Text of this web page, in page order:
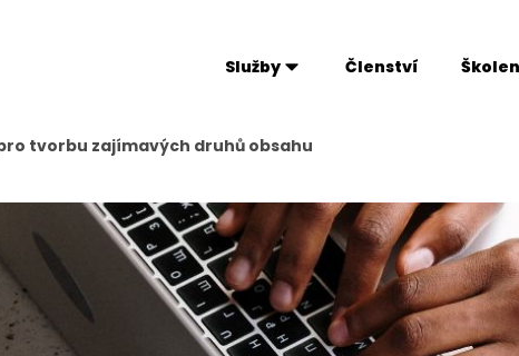
Služby Členství
tvorbu zajímavých druhů obsahu